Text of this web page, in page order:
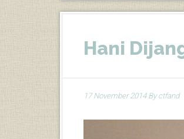
Hani
17 November 2014Byctfand